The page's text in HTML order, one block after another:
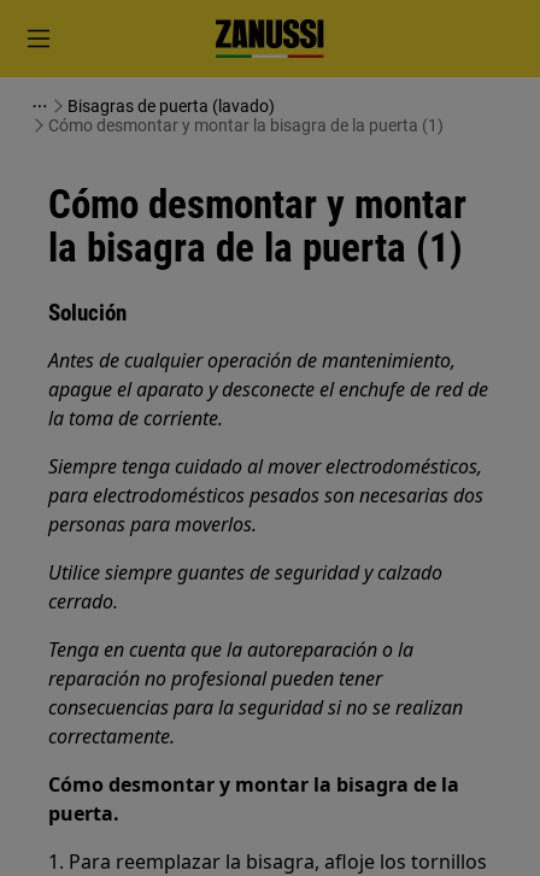
Bisagras de puerta (lavado)
Cómo desmontar y montar la bisagra de la puerta (1)
Cómo desmontar y montar
la bisagra de la puerta (1)
Solución
Antes de cualquier operación de mantenimiento,
apague el aparato y desconecte el enchufe de red de
la toma de corriente.
Siempre tenga cuidado al mover electrodomésticos,
para electrodomésticos pesados son necesarias dos
personas para moverlos.
Utilice siempre guantes de seguridad y calzado
cerrado.
Tenga en cuenta que la autoreparación o la
reparación no profesional pueden tener
consecuencias para la seguridad si no se realizan
correctamente.
Cómo desmontar y montar la bisagra de la
puerta.
1. Para reemplazar la bisagra, afloje los tornillos